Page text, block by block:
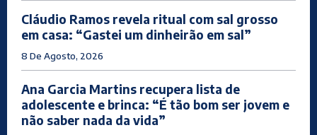
Cláudio Ramos revela ritual com sal grosso
em casa: “Gastei um dinheirão em sal”
8 De Agosto, 2026
Ana Garcia Martins recupera lista de
adolescente e brinca: “É tão bom ser jovem e
não saber nada da vida”